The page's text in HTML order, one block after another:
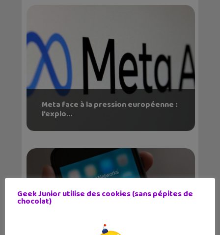
Meta face à la pression européenne :
l’explo...
Geek Junior utilise des cookies (sans pépites de
chocolat)